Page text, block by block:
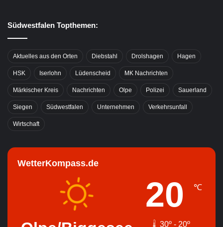
Südwestfalen Topthemen:
Aktuelles aus den Orten Diebstahl Drolshagen Hagen
HSK Iserlohn Lüdenscheid MK Nachrichten
Märkischer Kreis Nachrichten Olpe Polizei Sauerland
Siegen Südwestfalen Unternehmen Verkehrsunfall
Wirtschaft
WetterKompass.de
20 ℃
30º - 20º